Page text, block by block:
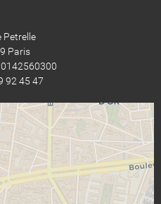
Petrelle
Paris
0142560300
92 45 47